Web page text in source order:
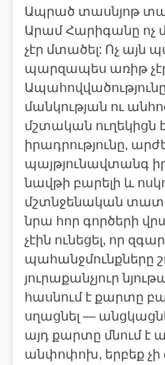
Ապրած տասնյոթ
Արամ Հարիգանը ոչ
չէր մտածել: Ոչ այն
պարզապես առիթ չէր
մանկության ու
մշտական ուղեկիցն
իրադրությունը,
պայթյունավտանգ
նավթի բարելի և
մշտնջենական
նրա հոր գործերի
չէին ունեցել, որ
պահանջմունքները
յուրաքանչյուր
հասնում է քարտը
սղացնել —
այդ քարտը մնում
անփոփոխ, երբեք չի